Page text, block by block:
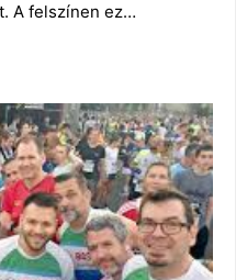
A felszínen ez…